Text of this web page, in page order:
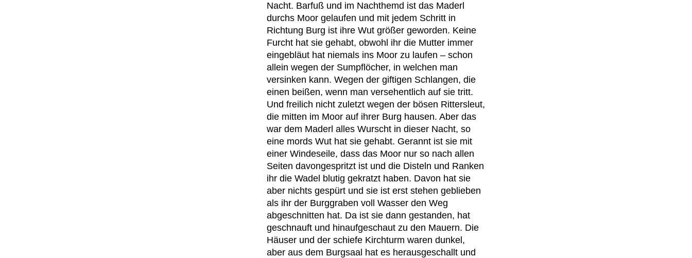
Nacht. Barfuß und im Nachthemd ist das Maderl
durchs Moor gelaufen und mit jedem Schritt in
Richtung Burg ist ihre Wut größer geworden. Keine
Furcht hat sie gehabt, obwohl ihr die Mutter immer
eingebläut hat niemals ins Moor zu laufen – schon
allein wegen der Sumpflöcher, in welchen man
versinken kann. Wegen der giftigen Schlangen, die
einen beißen, wenn man versehentlich auf sie tritt.
Und freilich nicht zuletzt wegen der bösen Rittersleut,
die mitten im Moor auf ihrer Burg hausen. Aber das
war dem Maderl alles Wurscht in dieser Nacht, so
eine mords Wut hat sie gehabt. Gerannt ist sie mit
einer Windeseile, dass das Moor nur so nach allen
Seiten davongespritzt ist und die Disteln und Ranken
ihr die Wadel blutig gekratzt haben. Davon hat sie
aber nichts gespürt und sie ist erst stehen geblieben
als ihr der Burggraben voll Wasser den Weg
abgeschnitten hat. Da ist sie dann gestanden, hat
geschnauft und hinaufgeschaut zu den Mauern. Die
Häuser und der schiefe Kirchturm waren dunkel,
aber aus dem Burgsaal hat es herausgeschallt und